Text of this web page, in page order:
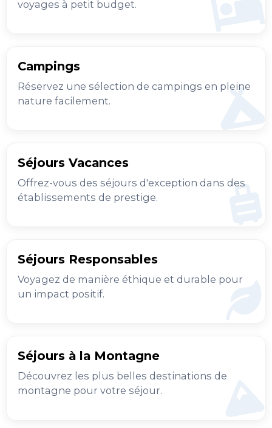
voyages à petit budget.
Campings
Réservez une sélection de campings en pleine
nature facilement.
Séjours Vacances
Offrez-vous des séjours d'exception dans des
établissements de prestige.
Séjours Responsables
Voyagez de manière éthique et durable pour
un impact positif.
Séjours à la Montagne
Découvrez les plus belles destinations de
montagne pour votre séjour.